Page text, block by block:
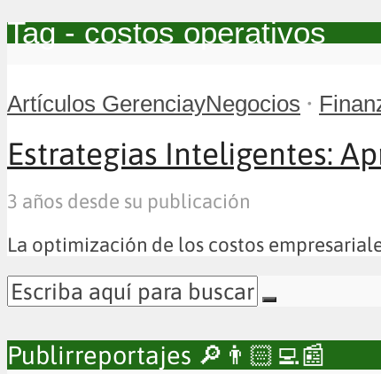
Tag - costos operativos
Artículos GerenciayNegocios •
Estrategias Inteligentes:
3 años desde su publicación
La optimización de los costos
Publirreportajes 🔎👨🏻‍💻📰